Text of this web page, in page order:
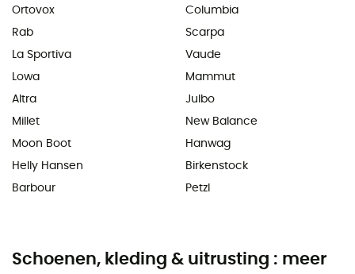
Ortovox
Rab
La Sportiva
Lowa
Altra
Millet
Moon Boot
Helly Hansen
Barbour
Columbia
Scarpa
Vaude
Mammut
Julbo
New Balance
Hanwag
Birkenstock
Petzl
Schoenen, kleding & uitrusting : meer